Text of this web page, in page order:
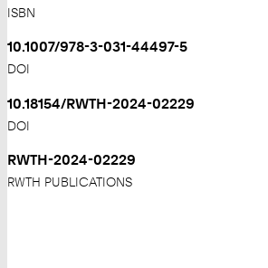
ISBN
10.1007/978-3-031-44497-5
DOI
10.18154/RWTH-2024-02229
DOI
RWTH-2024-02229
RWTH PUBLICATIONS